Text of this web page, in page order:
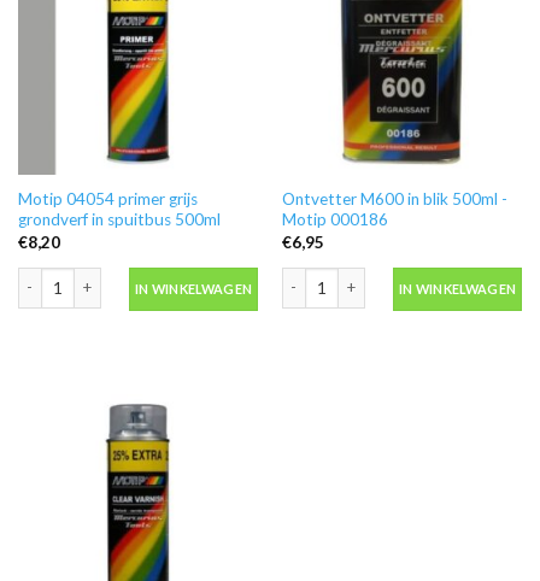
Motip 04054 primer grijs
grondverf in spuitbus 500ml
€8,20
IN WINKELWAGEN
Ontvetter M600 in blik 500ml -
Motip 000186
€6,95
IN WINKELWAGEN